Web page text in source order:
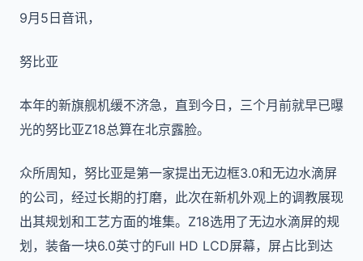
9月5日音讯，
努比亚
本年的新旗舰机缓不济急，直到今日，三个月前就早已曝
光的努比亚Z18总算在北京露脸。
众所周知，努比亚是第一家提出无边框3.0和无边水滴屏
的公司，经过长期的打磨，此次在新机外观上的调教展现
出其规划和工艺方面的堆集。Z18选用了无边水滴屏的规
划，装备一块6.0英寸的Full HD LCD屏幕，屏占比到达